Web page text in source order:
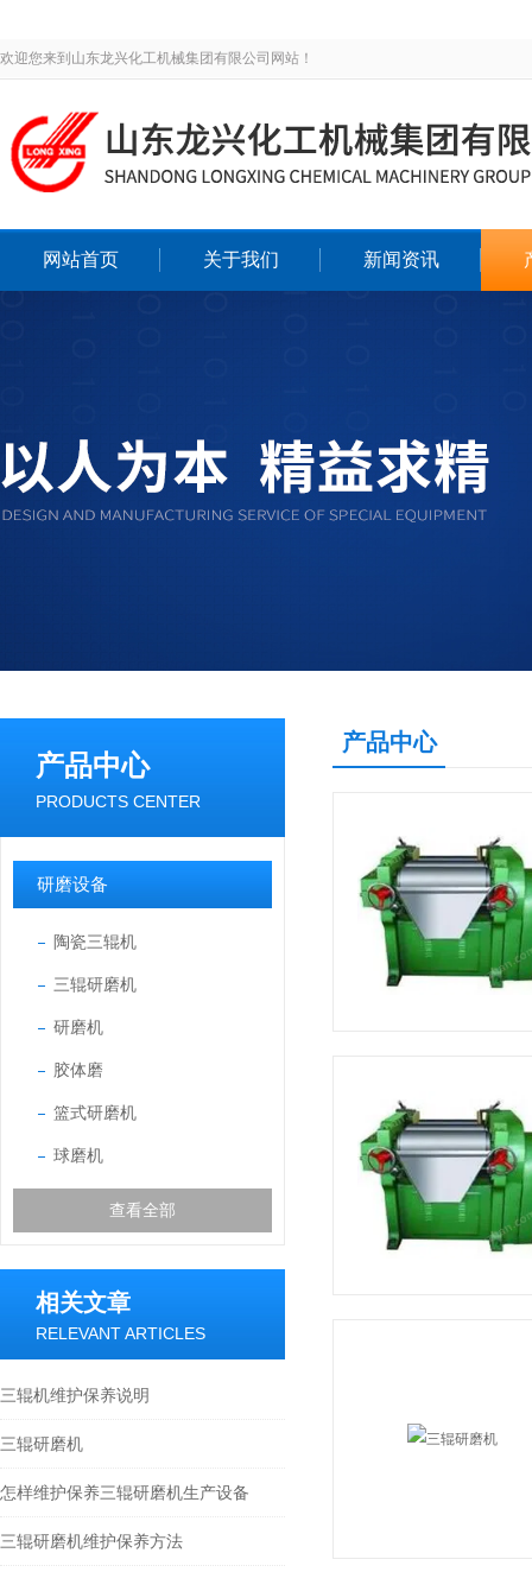
欢迎您来到山东龙兴化工机械集团有限公司网站！
网站首页 关于我们 新闻资讯
产品中心
PRODUCTS CENTER
研磨设备
陶瓷三辊机
三辊研磨机
研磨机
胶体磨
篮式研磨机
球磨机
查看全部
相关文章
RELEVANT ARTICLES
三辊机维护保养说明
三辊研磨机
怎样维护保养三辊研磨机生产设备
三辊研磨机维护保养方法
产品中心